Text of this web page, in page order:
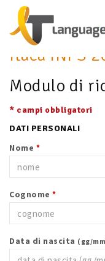
Itaca INPS
Modulo di
* campi obbligatori
DATI PERSONALI
Nome *
Cognome *
Data di nascita (gg/